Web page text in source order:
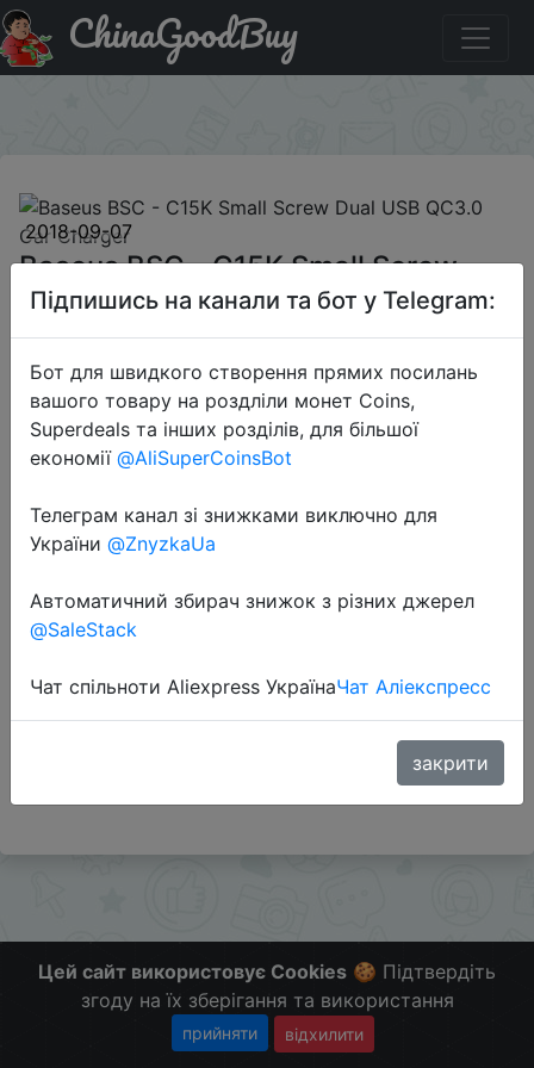
Акція на Baseus BSC - C15K Small Screw Dual USB QC3.0
Car ChargerChinaGoodBuy
2018-09-07
Baseus BSC - C15K Small Screw
Dual USB QC3.0 Car Charger
$7.99
Перейти до магазину
Додаткова інформація відсутня.
Слідкуйте за знижками на мобільному, в телеграм
Цей сайт використовує Cookies 🍪 Підтвердіть
згоду на їх зберігання та використання
прийняти відхилити
Підпишись на канали та бот у Telegram:
Бот для швидкого створення прямих посилань
вашого товару на роздліли монет Coins,
Superdeals та інших розділів, для більшої
економії @AliSuperCoinsBot
Телеграм канал зі знижками виключно для
України @ZnyzkaUa
Автоматичний збирач знижок з різних джерел
@SaleStack
Чат спільноти Aliexpress УкраїнаЧат Аліекспресс
закрити